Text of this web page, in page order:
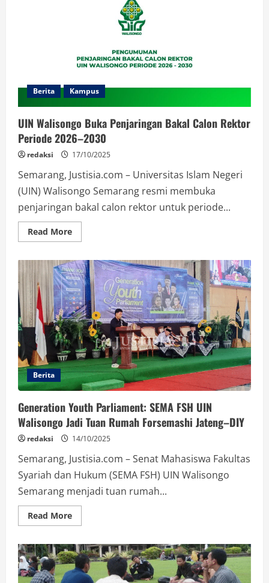
Kepemimpinan
Berita Kampus
UIN Walisongo Buka Penjaringan Bakal Calon Rektor
Periode 2026–2030
redaksi 17/10/2025
Semarang, Justisia.com – Universitas Islam Negeri
(UIN) Walisongo Semarang resmi membuka
penjaringan bakal calon rektor untuk periode...
Read MoreRead
more
Walisongo
Buka
Penjaringan
Bakal
Calon
Rektor
Periode
2026–
2030
Berita
Generation Youth Parliament: SEMA FSH UIN
Walisongo Jadi Tuan Rumah Forsemashi Jateng–DIY
redaksi 14/10/2025
Semarang, Justisia.com – Senat Mahasiswa Fakultas
Syariah dan Hukum (SEMA FSH) UIN Walisongo
Semarang menjadi tuan rumah...
Read MoreRead
more
Youth
Parliament:
SEMA
FSH